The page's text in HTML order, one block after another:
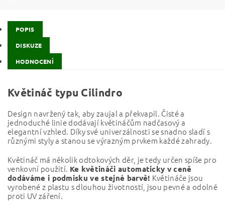
POPIS
DISKUZE
HODNOCENÍ
Květináč typu Cilindro
Design navržený tak, aby zaujal a překvapil. Čisté a
jednoduché linie dodávají květináčům nadčasový a
elegantní vzhled. Díky své univerzálnosti se snadno sladí s
různými styly a stanou se výrazným prvkem každé zahrady.
Květináč má několik odtokových děr, je tedy určen spíše pro
venkovní použití. Ke květináči automaticky v ceně
dodáváme i podmisku ve stejné barvě! Květináče jsou
vyrobené z plastu s dlouhou životností, jsou pevné a odolné
proti UV záření.